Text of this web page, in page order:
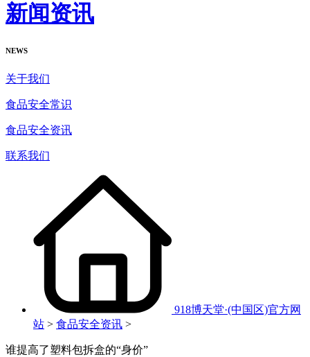
新闻资讯
NEWS
关于我们
食品安全常识
食品安全资讯
联系我们
918博天堂·(中国区)官方网
站 > 食品安全资讯 >
谁提高了塑料包拆盒的“身价”